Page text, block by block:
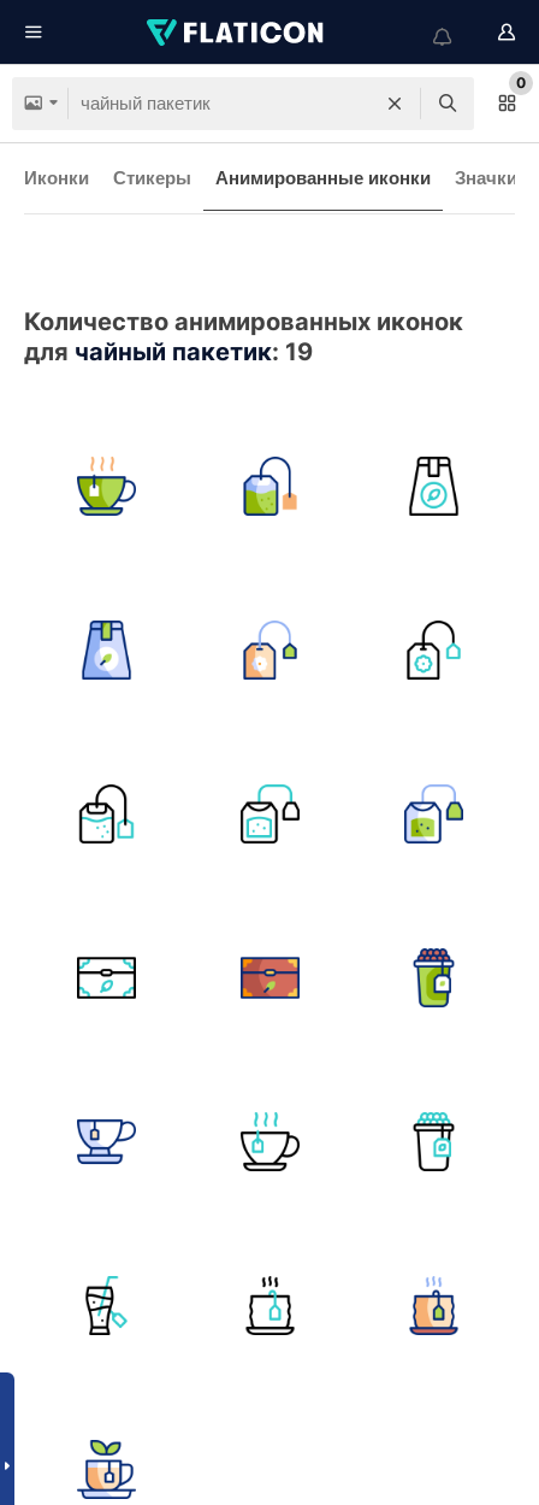
0
Иконки Стикеры Анимированные иконки Значки
Количество анимированных иконок
для чайный пакетик: 19